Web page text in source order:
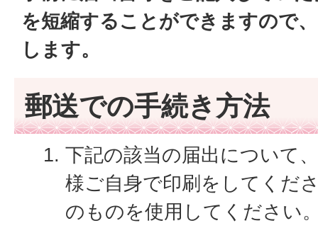
を短縮することができますので
します。
郵送での手続き方法
下記の該当の届出について
様ご自身で印刷をしてくだ
のものを使用してください